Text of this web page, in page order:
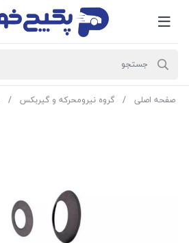
صفحه اصلی گروه نیرومحرکه و گیربکس